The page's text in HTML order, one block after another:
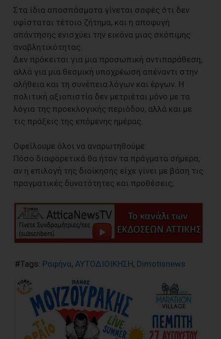
Στα ίδια αποσπάσματα γίνεται σαφές ότι δεν
υφίσταται τέτοιο ζήτημα, και η αποφυγή
απάντησης ενισχύει την εικόνα μιας σκόπιμης
αναβλητικότητας.
Δεν πρόκειται για μια προσωπική αντιπαράθεση,
αλλά για μια θεσμική υποχρέωση απέναντι στην
αλήθεια και τη συνέπεια λόγων και έργων. Η
πολιτική αξιοπιστία δεν μετριέται μόνο με τα
λόγια της προεκλογικής περιόδου, αλλά και με
τις πράξεις της επόμενης ημέρας.
Οφείλουμε όλοι να αναρωτηθούμε:
Πόσο διαφορετικά θα ήταν τα πράγματα σήμερα,
αν η επιλογή της διοίκησης είχε γίνει με βάση τις
πραγματικές δυνατότητες και προθέσεις;
#Tags: Ραφήνα, ΑΥΤΟΔΙΟΙΚΗΣΗ, Dimotisnews